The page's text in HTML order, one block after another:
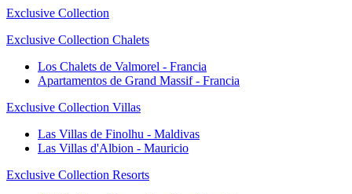
Exclusive Collection
Exclusive Collection Chalets
Los Chalets de Valmorel - Francia
Apartamentos de Grand Massif - Francia
Exclusive Collection Villas
Las Villas de Finolhu - Maldivas
Las Villas d'Albion - Mauricio
Exclusive Collection Resorts